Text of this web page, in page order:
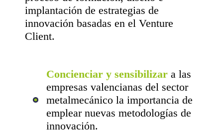
implantación de estrategias de
innovación basadas en el Venture
Client.
Concienciar y sensibilizar a las
empresas valencianas del sector
metalmecánico la importancia de
emplear nuevas metodologías de
innovación.